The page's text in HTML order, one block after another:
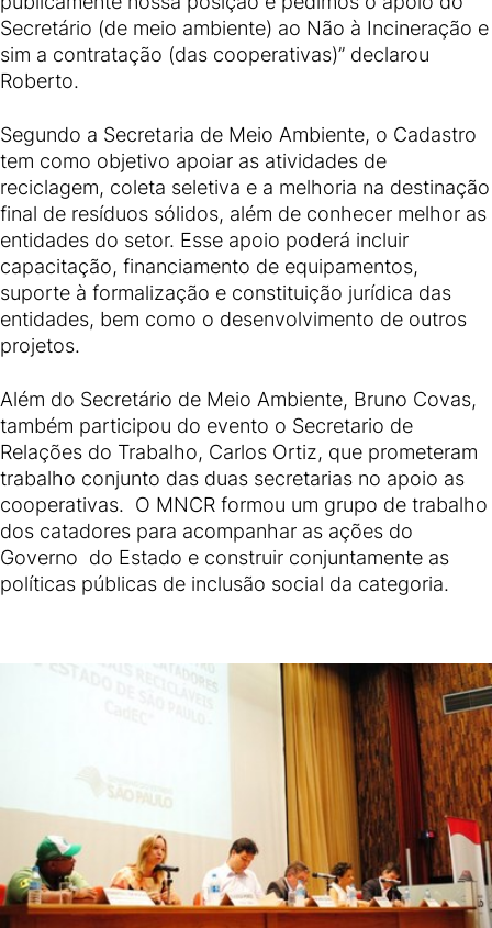
Secretário (de meio ambiente) ao Não à Incineração e
sim a contratação (das cooperativas)” declarou
Roberto.
Segundo a Secretaria de Meio Ambiente, o Cadastro
tem como objetivo apoiar as atividades de
reciclagem, coleta seletiva e a melhoria na destinação
final de resíduos sólidos, além de conhecer melhor as
entidades do setor. Esse apoio poderá incluir
capacitação, financiamento de equipamentos,
suporte à formalização e constituição jurídica das
entidades, bem como o desenvolvimento de outros
projetos.
Além do Secretário de Meio Ambiente, Bruno Covas,
também participou do evento o Secretario de
Relações do Trabalho, Carlos Ortiz, que prometeram
trabalho conjunto das duas secretarias no apoio as
cooperativas. O MNCR formou um grupo de trabalho
dos catadores para acompanhar as ações do
Governo do Estado e construir conjuntamente as
políticas públicas de inclusão social da categoria.